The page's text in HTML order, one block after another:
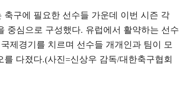
구에 필요한 선수들 가운데 이번 시즌 각
중심으로 구성했다. 유럽에서 활약하는 선수
제경기를 치르며 선수들 개개인과 팀이 모
다졌다.(사진=신상우 감독/대한축구협회